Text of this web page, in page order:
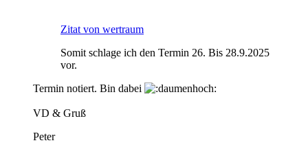
Zitat von wertraum
Somit schlage ich den Termin 26. Bis 28.9.2025
vor.
Termin notiert. Bin dabei
VD & Gruß
Peter